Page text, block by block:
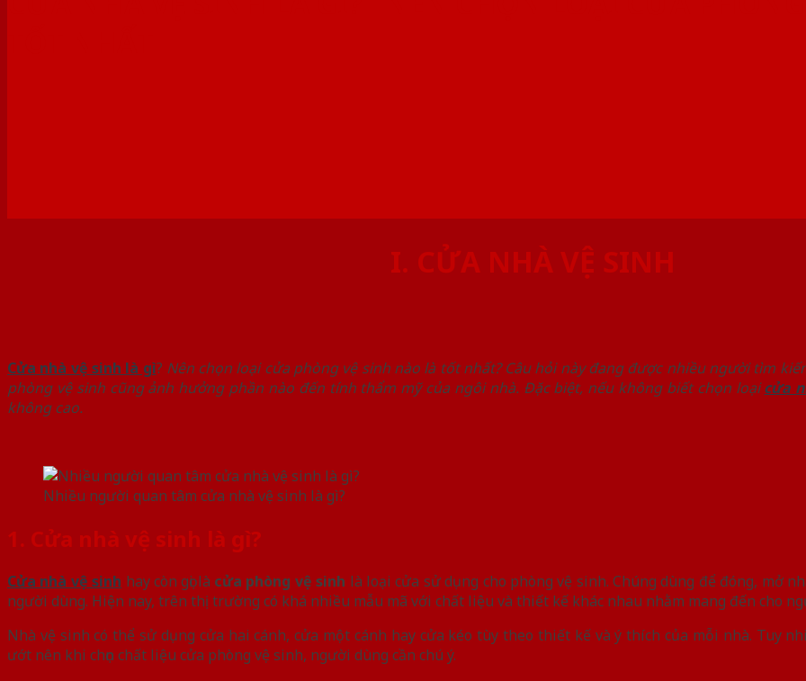
I. CỬA NHÀ VỆ SINH
Cửa nhà vệ sinh là gì? Nên chọn loại cửa phòng vệ sinh nào là tốt nhất? Câu hỏi này đang được nhiều người tìm
phòng vệ sinh cũng ảnh hưởng phần nào đến tính thẩm mỹ của ngôi nhà. Đặc biệt, nếu không biết chọn loạicửa
không cao.
Nhiều người quan tâm cửa nhà vệ sinh là gì?
1. Cửa nhà vệ sinh là gì?
Cửa nhà vệ sinh hay còn gọi là cửa phòng vệ sinh là loại cửa sử dụng cho phòng vệ sinh. Chúng dùng để đóng, mở
người dùng. Hiện nay, trên thị trường có khá nhiều mẫu mã với chất liệu và thiết kế khác nhau nhằm mang đến cho
Nhà vệ sinh có thể sử dụng cửa hai cánh, cửa một cánh hay cửa kéo tùy theo thiết kế và ý thích của mỗi nhà. Tuy
ướt nên khi chọn chất liệu cửa phòng vệ sinh, người dùng cần chú ý.